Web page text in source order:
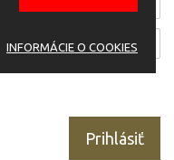
Prihlásiť
INFORMÁCIE O COOKIES